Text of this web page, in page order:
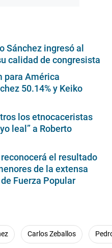
Sánchez ingresó al
calidad de congresista
para América
50.14% y Keiko
los etnocaceristas
leal” a Roberto
el resultado
de la extensa
Fuerza Popular
Carlos Zeballos